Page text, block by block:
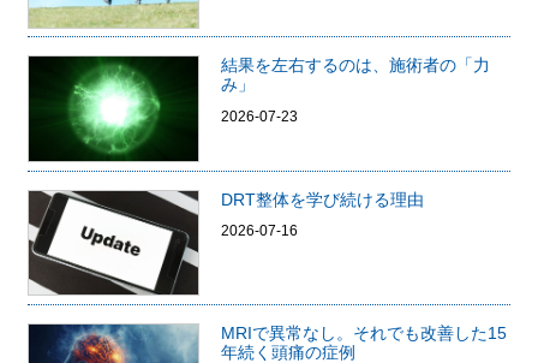
結果を左右するのは、施術者の「力
み」
2026-07-23
DRT整体を学び続ける理由
2026-07-16
MRIで異常なし。それでも改善した15
年続く頭痛の症例